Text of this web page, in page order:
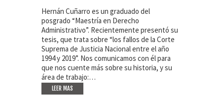
Hernán Cuñarro es un graduado del
posgrado “Maestría en Derecho
Administrativo”. Recientemente presentó su
tesis, que trata sobre “los fallos de la Corte
Suprema de Justicia Nacional entre el año
1994 y 2019”. Nos comunicamos con él para
que nos cuente más sobre su historia, y su
área de trabajo:…
LEER MAS